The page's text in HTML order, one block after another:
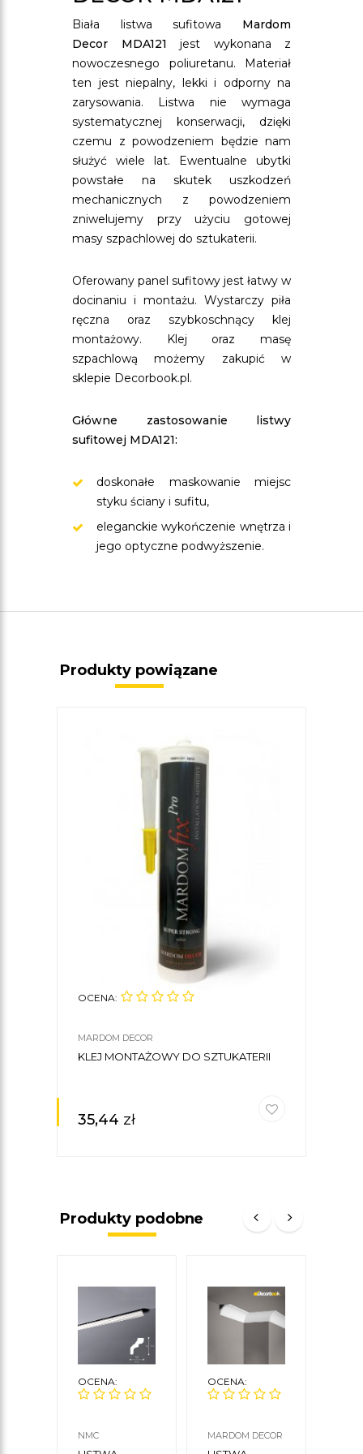
Biała listwa sufitowa Mardom
Decor MDA121 jest wykonana z
nowoczesnego poliuretanu. Materiał
ten jest niepalny, lekki i odporny na
zarysowania. Listwa nie wymaga
systematycznej konserwacji, dzięki
czemu z powodzeniem będzie nam
służyć wiele lat. Ewentualne ubytki
powstałe na skutek uszkodzeń
mechanicznych z powodzeniem
zniwelujemy przy użyciu gotowej
masy szpachlowej do sztukaterii.
Oferowany panel sufitowy jest łatwy w
docinaniu i montażu. Wystarczy piła
ręczna oraz szybkoschnący klej
montażowy. Klej oraz masę
szpachlową możemy zakupić w
sklepie Decorbook.pl.
Główne zastosowanie listwy
sufitowej MDA121:
doskonałe maskowanie miejsc
styku ściany i sufitu,
eleganckie wykończenie wnętrza i
jego optyczne podwyższenie.
Produkty powiązane
OCENA:
MARDOM DECOR
KLEJ MONTAŻOWY DO SZTUKATERII
35,44 zł
Produkty podobne
OCENA:
NMC
OCENA:
MARDOM DECOR